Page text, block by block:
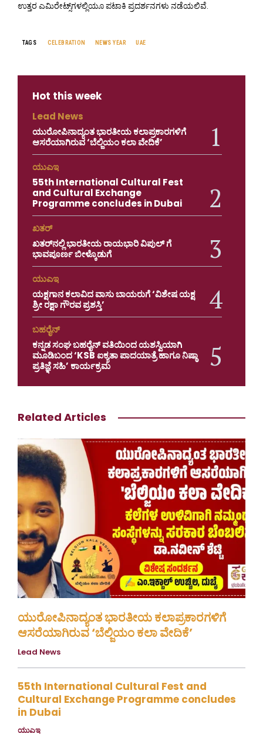
ಉತ್ತರ ಎಮಿರೇಟ್ಸ್‌ಗಳಲ್ಲಿಯೂ ಪಟಾಕಿ ಪ್ರದರ್ಶನಗಳು ನಡೆಯಲಿವೆ.
TAGS CELEBRATION NEWS YEAR UAE
Hot this week
Lead News
ಯುರೋಪಿನಾದ್ಯಂತ ಭಾರತೀಯ ಕಲಾಪ್ರಕಾರಗಳಿಗೆ
ಆಸರೆಯಾಗಿರುವ ‘ಬೆಲ್ಜಿಯಂ ಕಲಾ ವೇದಿಕೆ’
ಯುಎಇ
55th International Cultural Fest
and Cultural Exchange
Programme concludes in Dubai
ಖತರ್
ಖತರ್‌ನಲ್ಲಿ ಭಾರತೀಯ ರಾಯಭಾರಿ ವಿಪುಲ್ ಗೆ
ಭಾವಪೂರ್ಣ ಬೀಳ್ಕೊಡುಗೆ
ಯುಎಇ
ಯಕ್ಷಗಾನ ಕಲಾವಿದ ವಾಸು ಬಾಯರುಗೆ ‘ವಿಶೇಷ ಯಕ್ಷ
ಶ್ರೀ ರಕ್ಷಾ ಗೌರವ ಪ್ರಶಸ್ತಿ’
ಬಹರೈನ್
ಕನ್ನಡ ಸಂಘ ಬಹರೈನ್ ವತಿಯಿಂದ ಯಶಸ್ವಿಯಾಗಿ
ಮೂಡಿಬಂದ ‘KSB ಐಕ್ಯತಾ ಪಾದಯಾತ್ರೆ ಹಾಗೂ ನಿಷ್ಠಾ
ಪ್ರತಿಜ್ಞೆ ಸಹಿ’ ಕಾರ್ಯಕ್ರಮ
Related Articles
ಯುರೋಪಿನಾದ್ಯಂತ ಭಾರತೀಯ ಕಲಾಪ್ರಕಾರಗಳಿಗೆ
ಆಸರೆಯಾಗಿರುವ ‘ಬೆಲ್ಜಿಯಂ ಕಲಾ ವೇದಿಕೆ’
Lead News
55th International Cultural Fest and
Cultural Exchange Programme concludes
in Dubai
ಯುಎಇ